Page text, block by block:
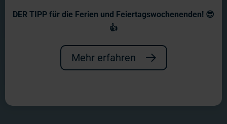
Der berüchtigte Wunderländer Knast
beherbergt all die Wunderländer
Fieslinge und Schwerverbrecher, die
DER TIPP für die Ferien und Feiertagswochenenden! 😎
👍
Mehr erfahren